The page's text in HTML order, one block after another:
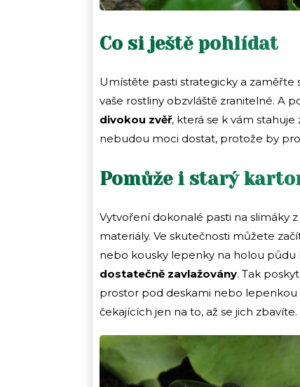
Co si ještě pohlídat
Umístěte pasti strategicky a zaměřte
vaše rostliny obzvláště zranitelné. A
divokou zvěř, která se k vám stahuje
nebudou moci dostat, protože by
Pomůže i starý
Vytvoření dokonalé pasti na slimáky
materiály. Ve skutečnosti můžete
nebo kousky lepenky na holou půdu
dostatečně zavlažovány. Tak
prostor pod deskami nebo
čekajících jen na to, až se jich zbavíte.